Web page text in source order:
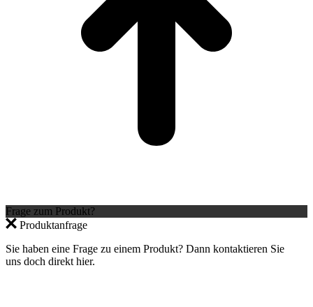
Frage zum Produkt?
Produktanfrage
Sie haben eine Frage zu einem Produkt? Dann kontaktieren Sie
uns doch direkt hier.